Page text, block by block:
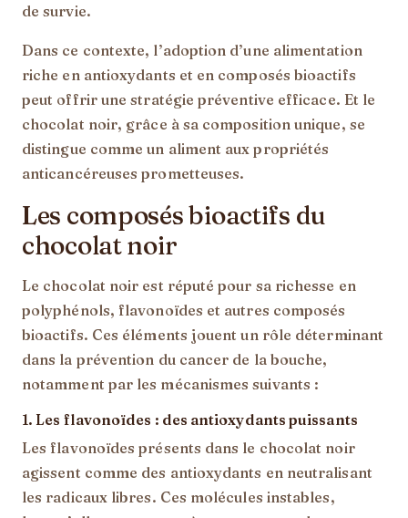
de survie.
Dans ce contexte, l’adoption d’une alimentation
riche en antioxydants et en composés bioactifs
peut offrir une stratégie préventive efficace. Et le
chocolat noir, grâce à sa composition unique, se
distingue comme un aliment aux propriétés
anticancéreuses prometteuses.
Les composés bioactifs du
chocolat noir
Le chocolat noir est réputé pour sa richesse en
polyphénols, flavonoïdes et autres composés
bioactifs. Ces éléments jouent un rôle déterminant
dans la prévention du cancer de la bouche,
notamment par les mécanismes suivants :
1. Les flavonoïdes : des antioxydants puissants
Les flavonoïdes présents dans le chocolat noir
agissent comme des antioxydants en neutralisant
les radicaux libres. Ces molécules instables,